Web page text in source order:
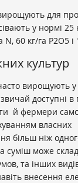
для
у нормі 25
60 кг/га P2O5 і
культур
вирощують
доступні
й фермери
власних
більш ніж
суміш може
та інших
внесення